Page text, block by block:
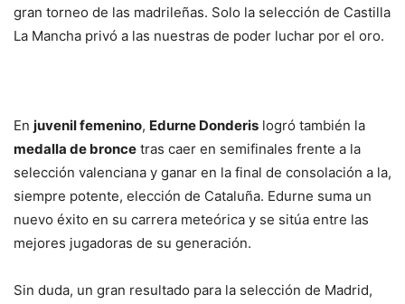
gran torneo de las madrileñas. Solo la selección de Castilla
La Mancha privó a las nuestras de poder luchar por el oro.
En juvenil femenino, Edurne Donderis logró también la
medalla de bronce tras caer en semifinales frente a la
selección valenciana y ganar en la final de consolación a la,
siempre potente, elección de Cataluña. Edurne suma un
nuevo éxito en su carrera meteórica y se sitúa entre las
mejores jugadoras de su generación.
Sin duda, un gran resultado para la selección de Madrid,